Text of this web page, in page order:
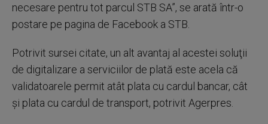
necesare pentru tot parcul STB SA”, se arată într-o
postare pe pagina de Facebook a STB.
Potrivit sursei citate, un alt avantaj al acestei soluţii
de digitalizare a serviciilor de plată este acela că
validatoarele permit atât plata cu cardul bancar, cât
şi plata cu cardul de transport, potrivit Agerpres.